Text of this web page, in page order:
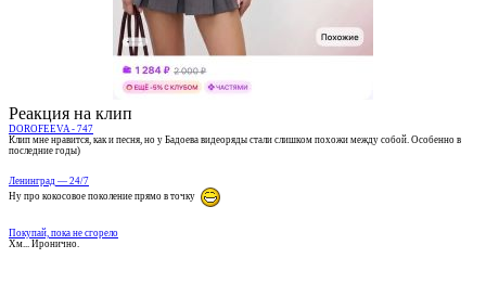
Реакция на клип
DOROFEEVA - 747
Клип мне нравится, как и песня, но у Бадоева видеоряды стали слишком похожи между собой. Особенно в
последние годы)
Ленинград — 24/7
Ну про кокосовое поколение прямо в точку
Покупай, пока не сгорело
Хм... Иронично.